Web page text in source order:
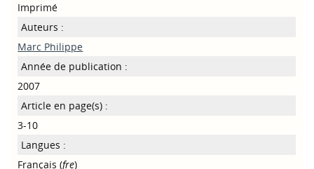
Imprimé
Auteurs :
Marc Philippe
Année de publication :
2007
Article en page(s) :
3-10
Langues :
Français (fre)